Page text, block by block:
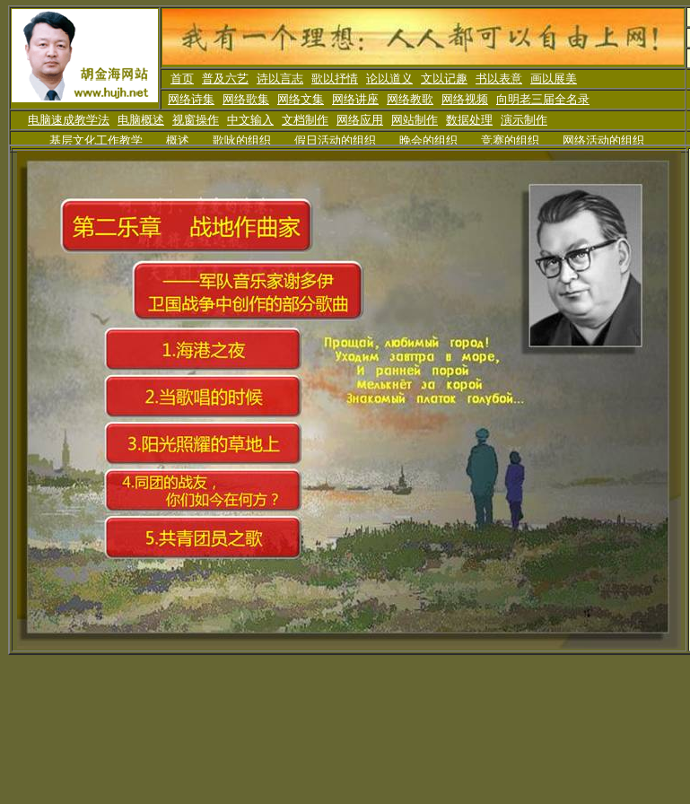
首页 普及六艺 诗以言志 歌以抒情 论以道义 文以记趣 书以表意 画以展美
网络诗集
网络歌集 网络文集 网络讲座 网络教歌 网络视频 向明老三届全名录
电脑速成教学法
电脑概述 视窗操作 中文输入 文档制作 网络应用 网站制作 数据处理 演示制作
基层文化工作教学
概述 歌咏的组织 假日活动的组织 晚会的组织 竞赛的组织 网络活动的组织